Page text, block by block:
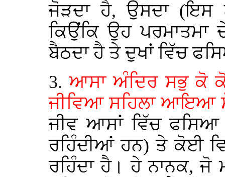
ਜੋੜਦਾ ਹੈ, ਉਸਦਾ (ਇਸ
ਕਿਉਂਕਿ ਉਹ ਪਰਮਾਤਮਾ
ਬੈਠਦਾ ਹੈ ਤੇ ਦੁਖਾਂ ਵਿੱਚ
3.ਆਸਾ ਅੰਦਿਰ ਸਭੁਕੋ
ਜੀਵਿਆ ਸਹਿਲਾ ਆਇਆ
ਜੀਵ ਆਸਾਂ ਵਿੱਚ
ਰਹਿੰਦੀਆਂ ਹਨ) ਤੇ ਕੋਈ
ਰਹਿੰਦਾ ਹੈ। ਹੇ ਨਾਨਕ,